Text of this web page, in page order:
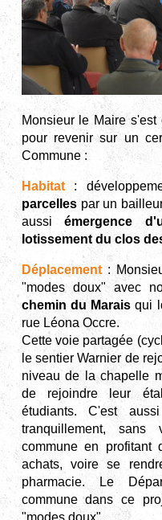
Monsieur le Maire
pour revenir sur un
Commune :
Habitat :
parcellespar un
aussiémergence
lotissement du clos
Déplacement:
"modes doux" avec
chemin du Marais qui
rue Léona Occre.
Cette voie partagée
le sentier Warnier de
niveau de la chapelle
de rejoindre leur
étudiants. C'est
tranquillement,
commune en profitant
achats, voire se
pharmacie.
Le
commune dans ce